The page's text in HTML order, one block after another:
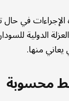
في حال
الدولية
منها.